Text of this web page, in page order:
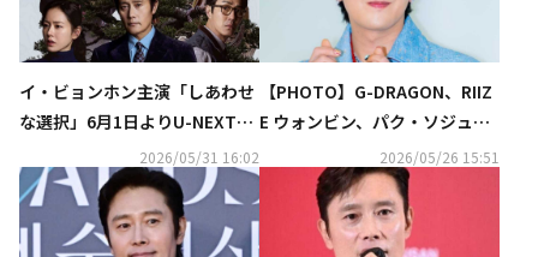
イ・ビョンホン主演「しあわせ
な選択」6月1日よりU-NEXTに
て先行レンタル独占配信開始
2026/05/31 16:02
【PHOTO】G-DRAGON、RIIZ
E ウォンビン、パク・ソジュン
ら「シャネル」のイベントに出
2026/05/26 15:51